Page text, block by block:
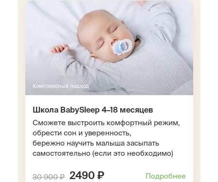
Комплексный подход
Школа BabySleep 4–18 месяцев
Сможете выстроить комфортный режим,
обрести сон и уверенность,
бережно научить малыша засыпать
самостоятельно (если это необходимо)
30 900 ₽ 2490 ₽ Подробнее